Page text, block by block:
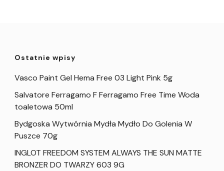
Ostatnie wpisy
Vasco Paint Gel Hema Free 03 Light Pink 5g
Salvatore Ferragamo F Ferragamo Free Time Woda
toaletowa 50ml
Bydgoska Wytwórnia Mydła Mydło Do Golenia W
Puszce 70g
INGLOT FREEDOM SYSTEM ALWAYS THE SUN MATTE
BRONZER DO TWARZY 603 9G